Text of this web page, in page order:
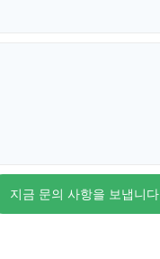
지금 문의 사항을 보냅니다